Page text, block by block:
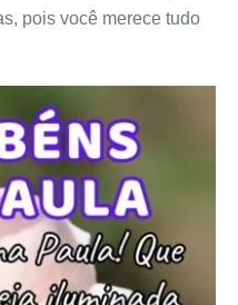
pois você merece tudo